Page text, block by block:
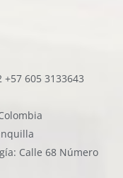
+57 605 3133643
Calle 68 Número